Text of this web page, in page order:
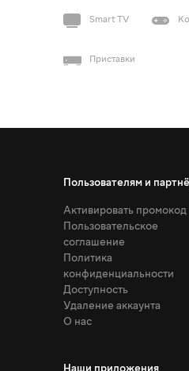
Smart TV
Приставки
Пользователям и
Активировать промокод
Пользовательское
соглашение
Политика
конфиденциальности
Доступность
Удаление аккаунта
О нас